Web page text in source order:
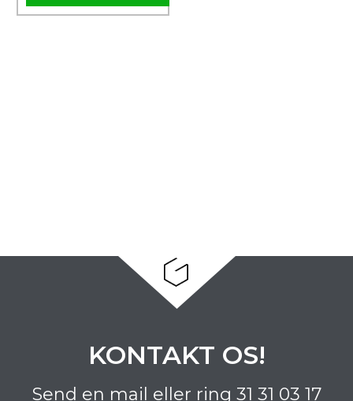
KONTAKT OS!
Send en mail eller ring 31 31 03 17